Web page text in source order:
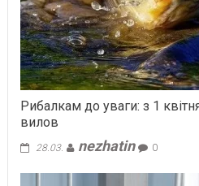
Рибалкам до уваги: з 1
вилов
28.03. nezhatin 0